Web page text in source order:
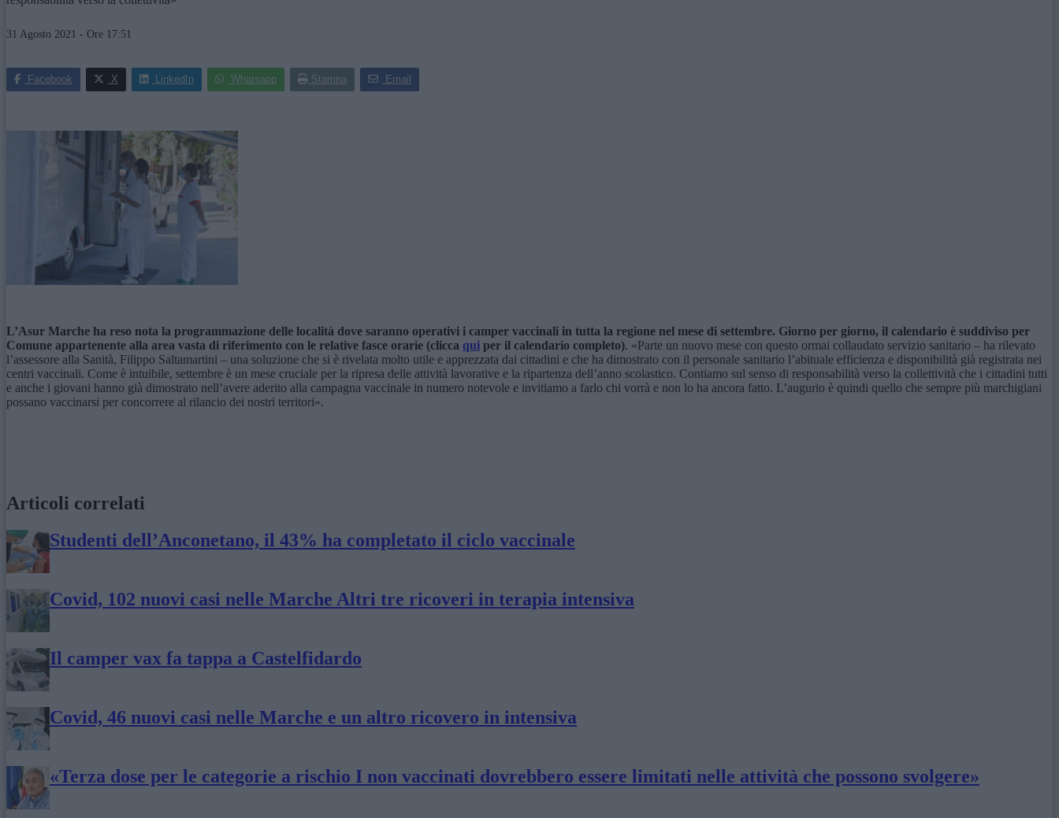
31 Agosto 2021 - Ore 17:51
Facebook X LinkedIn Whatsapp Stampa Email
L’Asur Marche ha reso nota la programmazione delle località dove saranno operativi i camper vaccinali in tutta la regione nel mese di settembre. Giorno per giorno, il calendario è suddiviso per
Comune appartenente alla area vasta di riferimento con le relative fasce orarie (clicca qui per il calendario completo). «Parte un nuovo mese con questo ormai collaudato servizio sanitario – ha rilevato
l’assessore alla Sanità, Filippo Saltamartini – una soluzione che si è rivelata molto utile e apprezzata dai cittadini e che ha dimostrato con il personale sanitario l’abituale efficienza e disponibilità già registrata nei
centri vaccinali. Come è intuibile, settembre è un mese cruciale per la ripresa delle attività lavorative e la ripartenza dell’anno scolastico. Contiamo sul senso di responsabilità verso la collettività che i cittadini tutti
e anche i giovani hanno già dimostrato nell’avere aderito alla campagna vaccinale in numero notevole e invitiamo a farlo chi vorrà e non lo ha ancora fatto. L’augurio è quindi quello che sempre più marchigiani
possano vaccinarsi per concorrere al rilancio dei nostri territori».
Articoli correlati
Studenti dell’Anconetano, il 43% ha completato il ciclo vaccinale
Covid, 102 nuovi casi nelle Marche Altri tre ricoveri in terapia intensiva
Il camper vax fa tappa a Castelfidardo
Covid, 46 nuovi casi nelle Marche e un altro ricovero in intensiva
«Terza dose per le categorie a rischio I non vaccinati dovrebbero essere limitati nelle attività che possono svolgere»